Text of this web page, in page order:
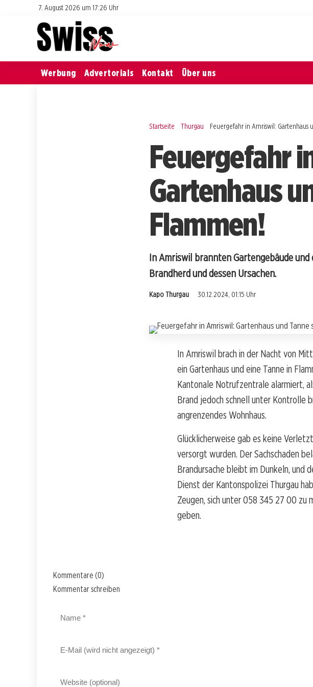
7. August 2026 um 17:26 Uhr
Werbung Advertorials Kontakt Über uns
Startseite Thurgau Feuergefahr in Amriswil: Gartenhaus
Feuergefahr
Gartenhaus
Flammen!
In Amriswil brannten Gartengebäude und
Brandherd und dessen Ursachen.
Kapo Thurgau 30.12.2024, 01:15 Uhr
In Amriswil brach in der Nacht von
ein Gartenhaus und eine Tanne in
Kantonale Notrufzentrale alarmiert,
Brand jedoch schnell unter Kontrolle
angrenzendes Wohnhaus.
Glücklicherweise gab es keine
versorgt wurden. Der Sachschaden
Brandursache bleibt im Dunkeln, und
Dienst der Kantonspolizei Thurgau
Zeugen, sich unter 058 345 27 00 zu
geben.
Kommentare (0)
Kommentar schreiben